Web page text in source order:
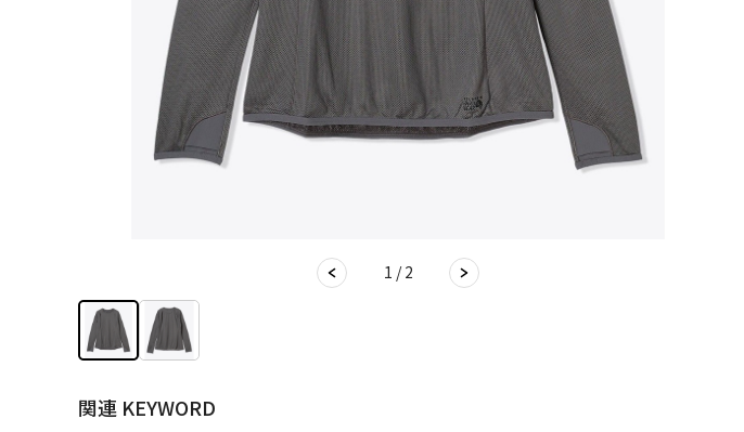
1 / 2
関連 KEYWORD